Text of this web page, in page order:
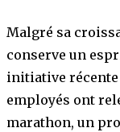
Malgré sa
conserve un
initiative récente
employés ont
marathon, un